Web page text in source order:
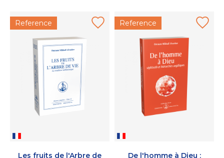
Reference
Les fruits de l'Arbre de
Reference
De l'homme à Dieu :